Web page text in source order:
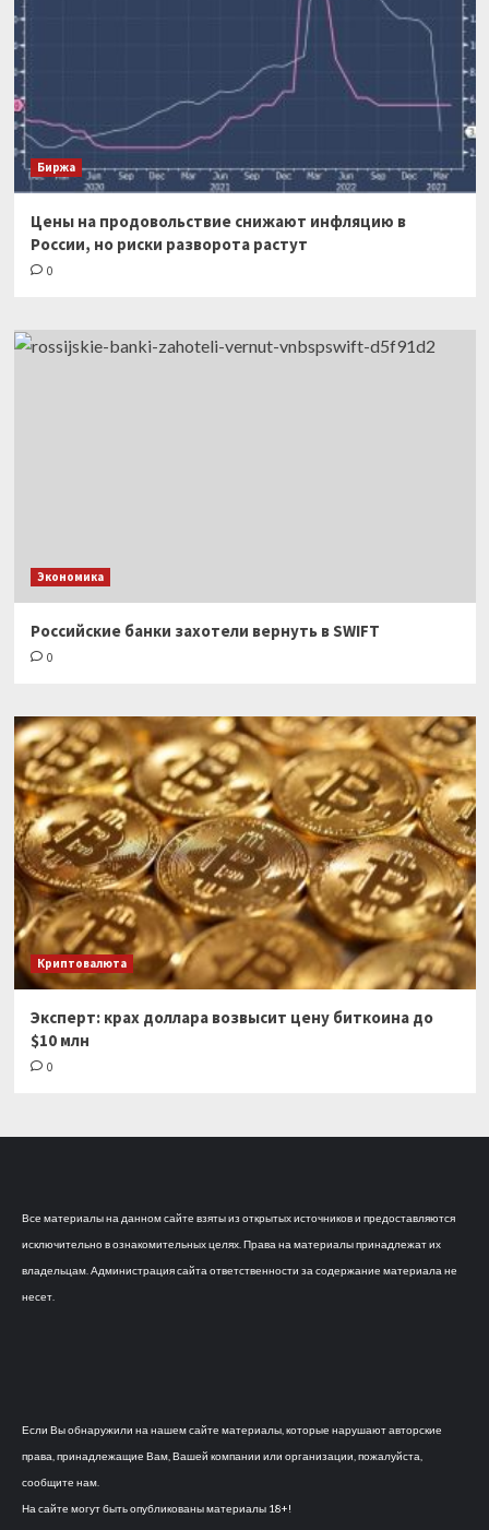
Биржа
Цены на продовольствие снижают инфляцию в
России, но риски разворота растут
0
Экономика
Российские банки захотели вернуть в SWIFT
0
Криптовалюта
Эксперт: крах доллара возвысит цену биткоина до
$10 млн
0
Все материалы на данном сайте взяты из открытых источников и предоставляются
исключительно в ознакомительных целях. Права на материалы принадлежат их
владельцам. Администрация сайта ответственности за содержание материала не
несет.
Если Вы обнаружили на нашем сайте материалы, которые нарушают авторские
права, принадлежащие Вам, Вашей компании или организации, пожалуйста,
сообщите нам.
На сайте могут быть опубликованы материалы 18+!